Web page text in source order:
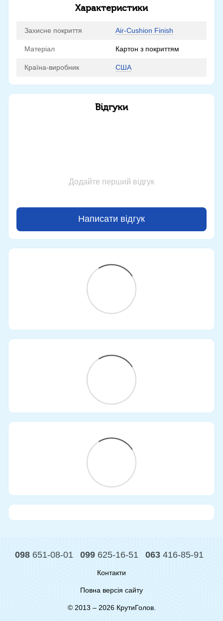
Характеристики
Захисне покриття Air-Cushion Finish
Матеріал Картон з покриттям
Країна-виробник США
Відгуки
Додайте перший відгук
Написати відгук
098 651-08-01 099 625-16-51 063 416-85-91
Контакти
Повна версія сайту
© 2013 – 2026 КрутиГолов.